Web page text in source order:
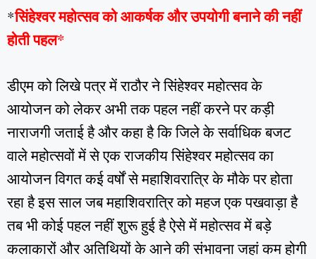
*सिंहेश्वर महोत्सव को आकर्षक और उपयोगी बनाने की नहीं
होती पहल*
डीएम को लिखे पत्र में राठौर ने सिंहेश्वर महोत्सव के
आयोजन को लेकर अभी तक पहल नहीं करने पर कड़ी
नाराजगी जताई है और कहा है कि जिले के सर्वाधिक बजट
वाले महोत्सवों में से एक राजकीय सिंहेश्वर महोत्सव का
आयोजन विगत कई वर्षों से महाशिवरात्रि के मौके पर होता
रहा है इस साल जब महाशिवरात्रि को महज एक पखवाड़ा है
तब भी कोई पहल नहीं शुरू हुई है ऐसे में महोत्सव में बड़े
कलाकारों और अतिथियों के आने की संभावना जहां कम होगी